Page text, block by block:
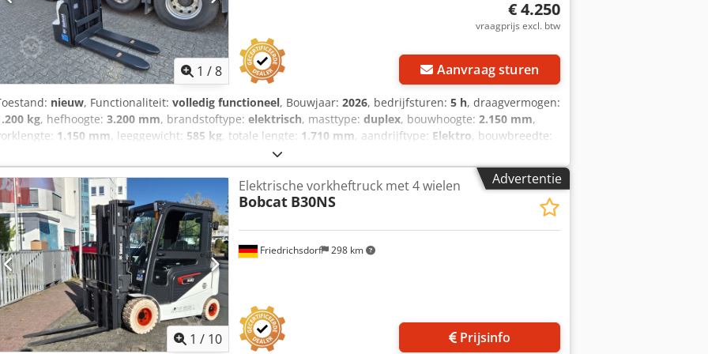
1 /8
€ 4.250
vraagprijs excl. btw
Aanvraag sturen
nieuw, Functionaliteit: volledig functioneel, Bouwjaar: 2026, bedrijfsturen: 5 h, draagvermogen:
kg, hefhoogte: 3.200 mm, brandstoftype: elektrisch, masttype: duplex, bouwhoogte: 2.150 mm,
1.150 mm, leeggewicht: 585 kg, totale lengte: 1.710 mm, aandrijftype: Elektro, bouwbreedte:
, Hoogheffer Lastzwaartepunt: 600 Csdpfx Asy Uz Sqoirjrf Vorkbreedte: 180 mm Vorkdikte: 60 mm
Duplex Staat: Nieuw apparaat Technische staat: Nieuw Voorbanden type: Polyurethaan
Voorbanden staat: 80 - 100% Achterbanden type: Polyurethaan Achterbanden staat: 80 - 100% Batterij
24V Batterij capaciteit: 60Ah Batterijtype: Lithium-ion Bouwjaar batterij: 2026 Batterijstaat: 80 -
CE-certificaat, Onderhoudsvrije lithium-ion batterij 24 V
Advertentie
1 / 10
Friedrichsdorf 298 km
Elektrische vorkheftruck met 4 wielen
Bobcat B30NS
Prijsinfo